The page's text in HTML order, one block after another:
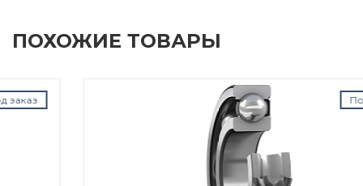
ПОХОЖИЕ ТОВАРЫ